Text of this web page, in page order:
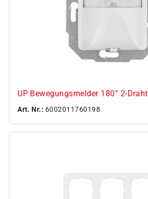
UP Bewegungsmelder 180° 2-Draht
Art. Nr.: 6002011760198